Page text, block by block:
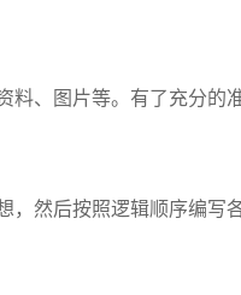
、图片等。有了充分的准
，然后按照逻辑顺序编写